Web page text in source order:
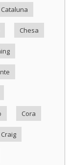
Cataluna
Chesa
Cora
Craig